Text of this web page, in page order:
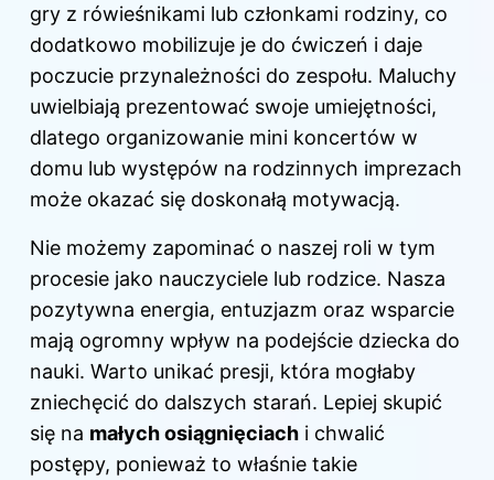
gry z rówieśnikami lub członkami rodziny, co
dodatkowo mobilizuje je do ćwiczeń i daje
poczucie przynależności do zespołu. Maluchy
uwielbiają prezentować swoje umiejętności,
dlatego organizowanie mini koncertów w
domu lub występów na rodzinnych imprezach
może okazać się doskonałą motywacją.
Nie możemy zapominać o naszej roli w tym
procesie jako nauczyciele lub rodzice. Nasza
pozytywna energia, entuzjazm oraz wsparcie
mają ogromny wpływ na podejście dziecka do
nauki. Warto unikać presji, która mogłaby
zniechęcić do dalszych starań. Lepiej skupić
się na małych osiągnięciach i chwalić
postępy, ponieważ to właśnie takie